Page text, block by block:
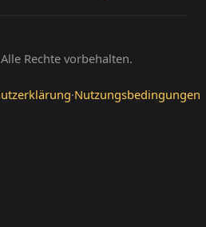
Rechte vorbehalten.
·Nutzungsbedingungen